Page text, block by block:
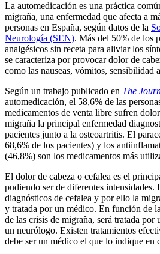
La automedicación es una práctica
migraña, una enfermedad que afecta a
personas en España, según datos de la
Neurología (SEN). Más del 50% de los
analgésicos sin receta para aliviar los
se caracteriza por provocar dolor de
como las nauseas, vómitos, sensibilidad
Según un trabajo publicado en The
automedicación, el 58,6% de las
medicamentos de venta libre sufren
migraña la principal enfermedad
pacientes junto a la osteoartritis. El
68,6% de los pacientes) y los
(46,8%) son los medicamentos más
El dolor de cabeza o cefalea es el
pudiendo ser de diferentes intensidades.
diagnósticos de cefalea y por ello la
y tratada por un médico. En función de
de las crisis de migraña, será tratada
un neurólogo. Existen tratamientos
debe ser un médico el que lo indique en